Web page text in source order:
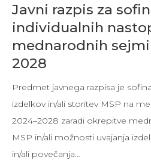
Javni razpis za
individualnih
mednarodnih
2028
Predmet javnega razpisa je
izdelkov in/ali storitev MSP na
2024–2028 zaradi okrepitve
MSP in/ali možnosti uvajanja
in/ali povečanja…